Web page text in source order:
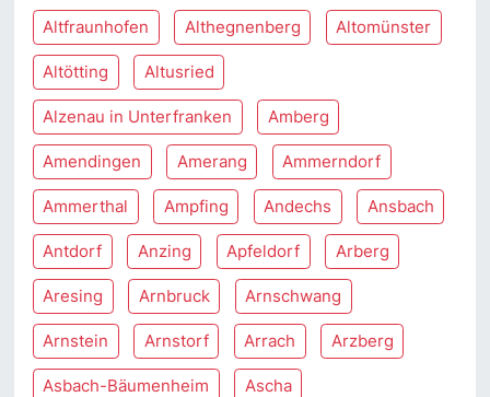
Altfraunhofen Althegnenberg Altomünster
Altötting Altusried
Alzenau in Unterfranken Amberg
Amendingen Amerang Ammerndorf
Ammerthal Ampfing Andechs Ansbach
Antdorf Anzing Apfeldorf Arberg
Aresing Arnbruck Arnschwang
Arnstein Arnstorf Arrach Arzberg
Asbach-Bäumenheim Ascha